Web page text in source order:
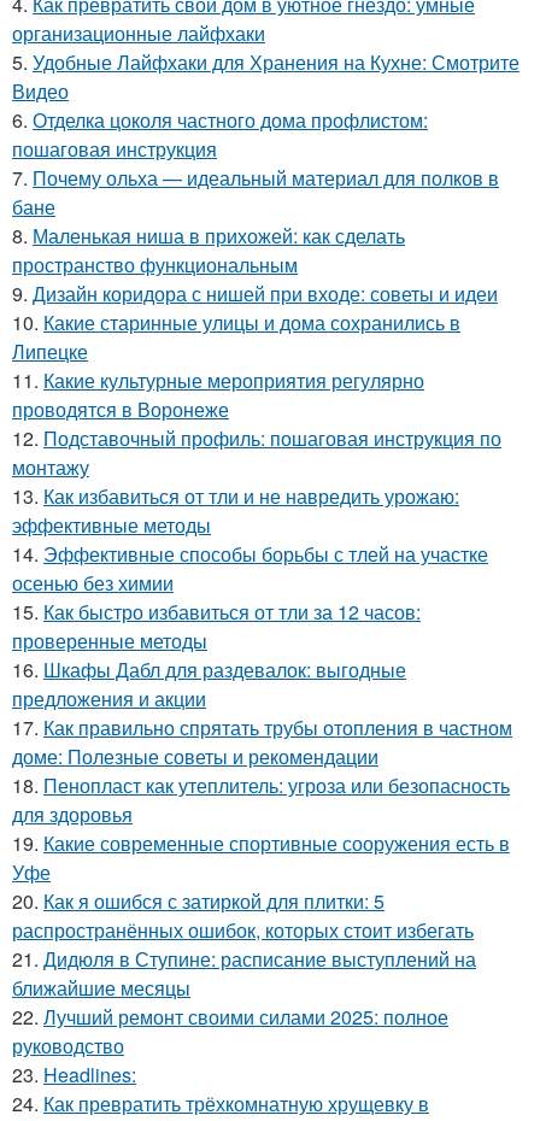
организационные лайфхаки
5. Удобные Лайфхаки для Хранения на Кухне: Смотрите
Видео
6. Отделка цоколя частного дома профлистом:
пошаговая инструкция
7. Почему ольха — идеальный материал для полков в
бане
8. Маленькая ниша в прихожей: как сделать
пространство функциональным
9. Дизайн коридора с нишей при входе: советы и идеи
10. Какие старинные улицы и дома сохранились в
Липецке
11. Какие культурные мероприятия регулярно
проводятся в Воронеже
12. Подставочный профиль: пошаговая инструкция по
монтажу
13. Как избавиться от тли и не навредить урожаю:
эффективные методы
14. Эффективные способы борьбы с тлей на участке
осенью без химии
15. Как быстро избавиться от тли за 12 часов:
проверенные методы
16. Шкафы Дабл для раздевалок: выгодные
предложения и акции
17. Как правильно спрятать трубы отопления в частном
доме: Полезные советы и рекомендации
18. Пенопласт как утеплитель: угроза или безопасность
для здоровья
19. Какие современные спортивные сооружения есть в
Уфе
20. Как я ошибся с затиркой для плитки: 5
распространённых ошибок, которых стоит избегать
21. Дидюля в Ступине: расписание выступлений на
ближайшие месяцы
22. Лучший ремонт своими силами 2025: полное
руководство
23. Headlines:
24. Как превратить трёхкомнатную хрущевку в